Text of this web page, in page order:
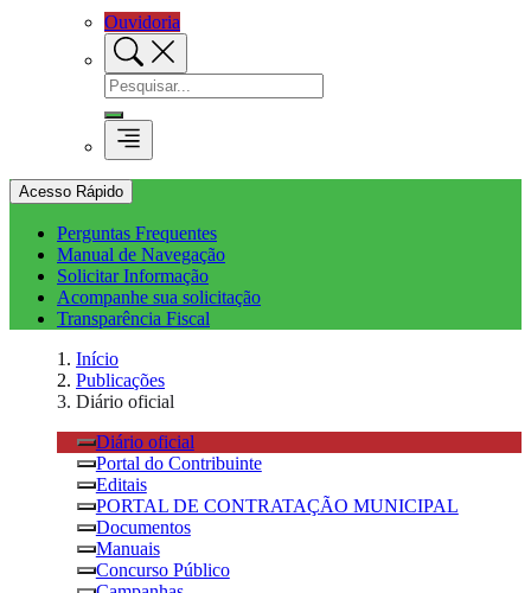
Ouvidoria
Acesso Rápido
Perguntas Frequentes
Manual de Navegação
Solicitar Informação
Acompanhe sua solicitação
Transparência Fiscal
Início
Publicações
Diário oficial
Diário oficial
Portal do Contribuinte
Editais
PORTAL DE CONTRATAÇÃO MUNICIPAL
Documentos
Manuais
Concurso Público